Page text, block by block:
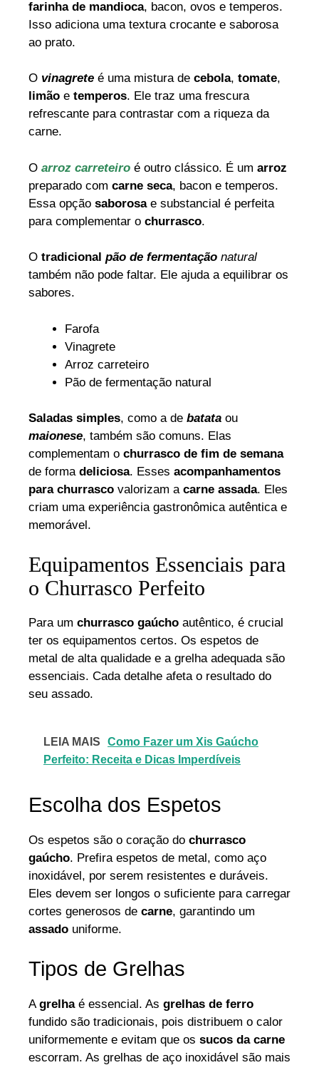
farinha de mandioca, bacon, ovos e temperos.
Isso adiciona uma textura crocante e saborosa
ao prato.
O vinagrete é uma mistura de cebola, tomate,
limão e temperos. Ele traz uma frescura
refrescante para contrastar com a riqueza da
carne.
O arroz carreteiro é outro clássico. É um arroz
preparado com carne seca, bacon e temperos.
Essa opção saborosae substancial é perfeita
para complementar o churrasco.
O tradicional pão de fermentação natural
também não pode faltar. Ele ajuda a equilibrar os
sabores.
Farofa
Vinagrete
Arroz carreteiro
Pão de fermentação natural
Saladas simples, como a de batata ou
maionese, também são comuns. Elas
complementam o churrasco de fim de semana
de forma deliciosa. Esses acompanhamentos
para churrasco valorizam a carne assada. Eles
criam uma experiência gastronômica autêntica e
memorável.
Equipamentos Essenciais para
o Churrasco Perfeito
Para um churrasco gaúcho autêntico, é crucial
ter os equipamentos certos. Os espetos de
metal de alta qualidade e a grelha adequada são
essenciais. Cada detalhe afeta o resultado do
seu assado.
LEIA MAIS
Como Fazer um Xis Gaúcho
Perfeito: Receita e Dicas Imperdíveis
Escolha dos Espetos
Os espetos são o coração do churrasco
gaúcho. Prefira espetos de metal, como aço
inoxidável, por serem resistentes e duráveis.
Eles devem ser longos o suficiente para carregar
cortes generosos de carne, garantindo um
assado uniforme.
Tipos de Grelhas
A grelhaé essencial. As grelhas de ferro
fundido são tradicionais, pois distribuem o calor
uniformemente e evitam que os sucos da carne
escorram. As grelhas de aço inoxidável são mais